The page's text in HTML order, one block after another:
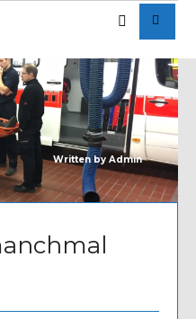
Written by Admin